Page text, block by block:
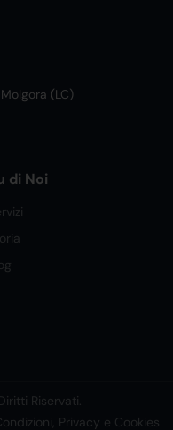
(LC)
di Noi
Riservati.
Privacy e Cookies